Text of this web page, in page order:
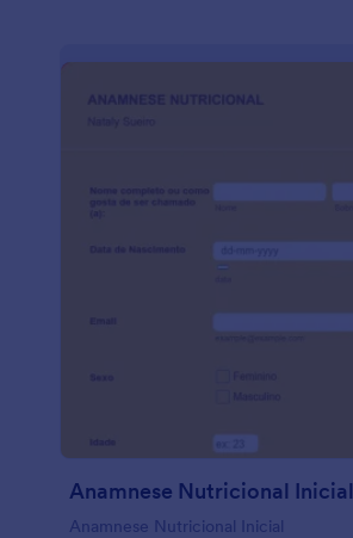
Anamnese Nutricional Inicial
Anamnese Nutricional Inicial